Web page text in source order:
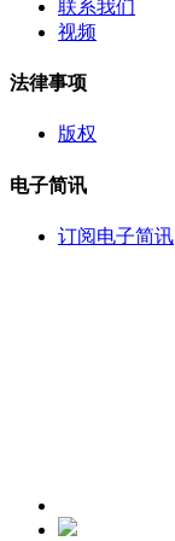
联系我们
视频
法律事项
版权
电子简讯
订阅电子简讯